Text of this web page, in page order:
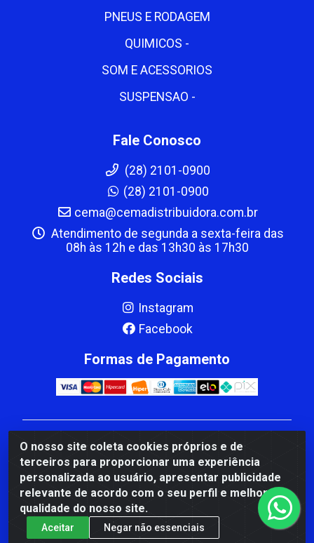
O nosso site coleta cookies próprios e de
terceiros para proporcionar uma experiência
personalizada ao usuário, apresentar publicidade
relevante de acordo com o seu perfil e melhorar a
qualidade do nosso site.
Aceitar Negar não essenciais
PNEUS E RODAGEM
QUIMICOS -
SOM E ACESSORIOS
SUSPENSAO -
Fale Conosco
(28) 2101-0900
(28) 2101-0900
cema@cemadistribuidora.com.br
Atendimento de segunda a sexta-feira das
08h às 12h e das 13h30 às 17h30
Redes Sociais
Instagram
Facebook
Formas de Pagamento
CBP MACEDO COMERCIO PEÇAS LTDA Matriz - av
Mauro Miranda Madureira, 1249 - Coramara , Cachoeiro
de Itapemirim/ES - CEP 29.311-310 - CNPJ
00.502.680/0001-41